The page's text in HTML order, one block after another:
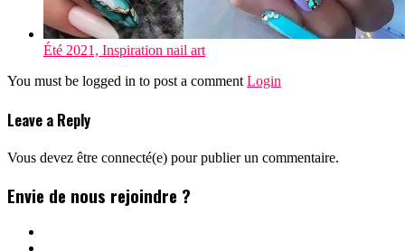
Été 2021, Inspiration nail art
You must be logged in to post a comment Login
Leave a Reply
Vous devez être connecté(e) pour publier un commentaire.
Envie de nous rejoindre ?